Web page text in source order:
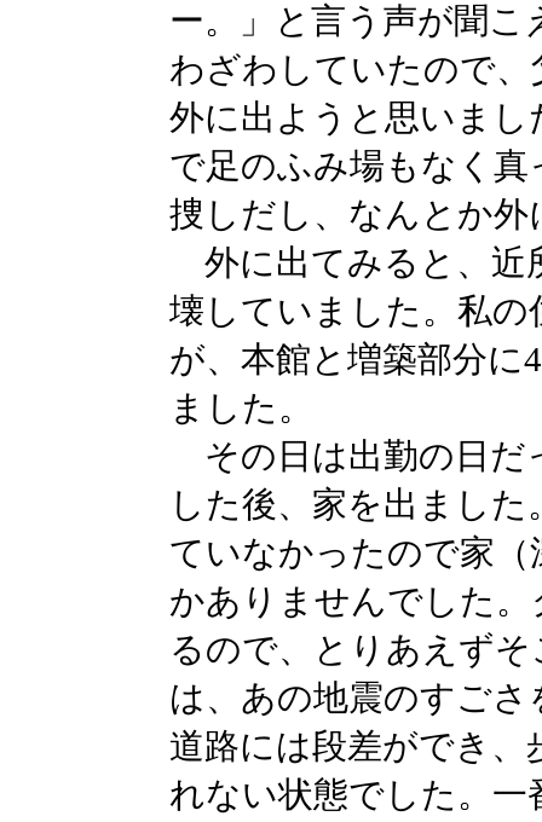
ー。」と言う声が聞
わざわしていたので
外に出ようと思いま
で足のふみ場もなく
捜しだし、なんとか
外に出てみると、近
壊していました。私
が、本館と増築部分に
ました。
その日は出勤の日だ
した後、家を出まし
ていなかったので家
かありませんでした
るので、とりあえず
は、あの地震のすご
道路には段差ができ
れない状態でした。